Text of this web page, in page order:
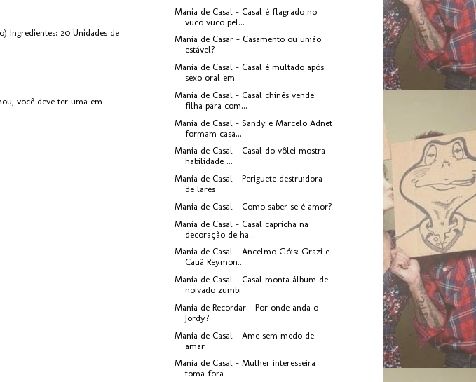
Ingredientes: 20 Unidades de
você deve ter uma em
Mania de Casal - Casal é flagrado no
vuco vuco pel...
Mania de Casar - Casamento ou união
estável?
Mania de Casal - Casal é multado após
sexo oral em...
Mania de Casal - Casal chinês vende
filha para com...
Mania de Casal - Sandy e Marcelo Adnet
formam casa...
Mania de Casal - Casal do vôlei mostra
habilidade ...
Mania de Casal - Periguete destruidora
de lares
Mania de Casal - Como saber se é amor?
Mania de Casal - Casal capricha na
decoração de ha...
Mania de Casal - Ancelmo Góis: Grazi e
Cauã Reymon...
Mania de Casal - Casal monta álbum de
noivado zumbi
Mania de Recordar - Por onde anda o
Jordy?
Mania de Casal - Ame sem medo de
amar
Mania de Casal - Mulher interesseira
toma fora